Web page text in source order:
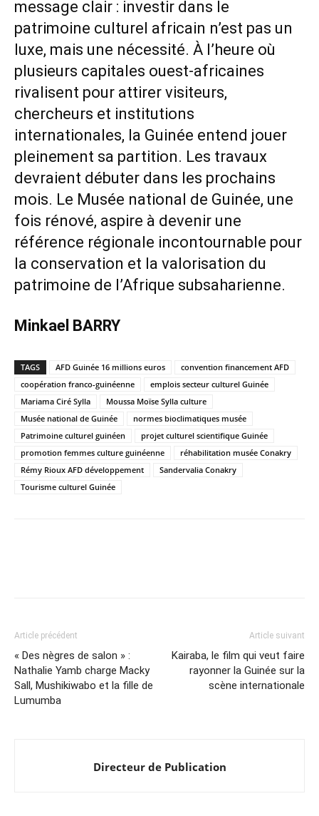
message clair : investir dans le
patrimoine culturel africain n’est pas un
luxe, mais une nécessité. À l’heure où
plusieurs capitales ouest-africaines
rivalisent pour attirer visiteurs,
chercheurs et institutions
internationales, la Guinée entend jouer
pleinement sa partition. Les travaux
devraient débuter dans les prochains
mois. Le Musée national de Guinée, une
fois rénové, aspire à devenir une
référence régionale incontournable pour
la conservation et la valorisation du
patrimoine de l’Afrique subsaharienne.
Minkael BARRY
TAGS AFD Guinée 16 millions euros
convention financement AFD
coopération franco-guinéenne
emplois secteur culturel Guinée
Mariama Ciré Sylla
Moussa Moïse Sylla culture
Musée national de Guinée
normes bioclimatiques musée
Patrimoine culturel guinéen
projet culturel scientifique Guinée
promotion femmes culture guinéenne
réhabilitation musée Conakry
Rémy Rioux AFD développement
Sandervalia Conakry
Tourisme culturel Guinée
Article précédent
« Des nègres de salon » :
Nathalie Yamb charge Macky
Sall, Mushikiwabo et la fille de
Lumumba
Article suivant
Kairaba, le film qui veut faire
rayonner la Guinée sur la
scène internationale
Directeur de Publication